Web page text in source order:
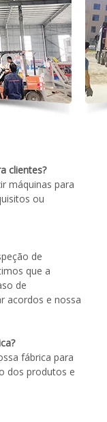
clientes?
máquinas para
ou
de
que a
de
acordos e nossa
fábrica para
dos produtos e